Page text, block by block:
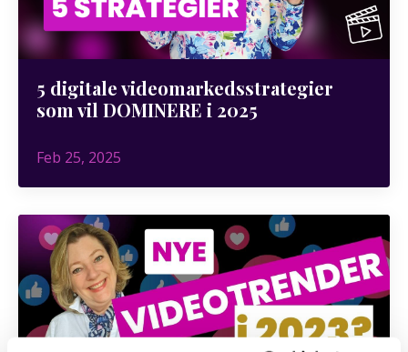
5 digitale videomarkedsstrategier
som vil DOMINERE i 2025
Feb 25, 2025